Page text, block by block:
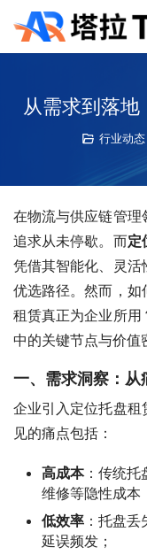
从需求到落
行业动态
在物流与供应链管理
追求从未停歇。而定
凭借其智能化、灵活
优选路径。然而，如
租赁真正为企业所
中的关键节点与价值
一、需求洞察：从
企业引入定位托盘租
见的痛点包括：
高成本：传统托
维修等隐性成本
低效率 ：托盘
延误频发；